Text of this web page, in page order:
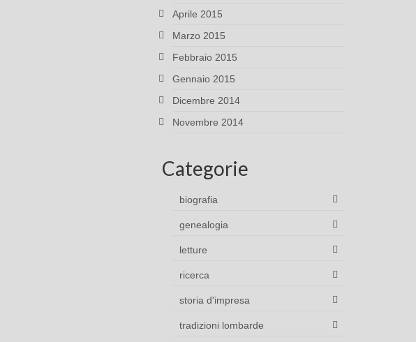
Aprile 2015
Marzo 2015
Febbraio 2015
Gennaio 2015
Dicembre 2014
Novembre 2014
Categorie
biografia
genealogia
letture
ricerca
storia d'impresa
tradizioni lombarde